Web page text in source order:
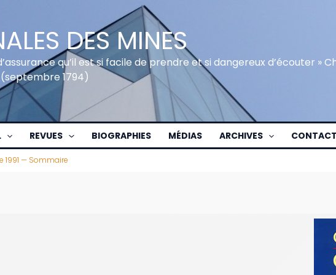
DES MINES
qu’il est si facile de prendre et si dangereux d’écouter »
1794)
REVUES BIOGRAPHIES MÉDIAS ARCHIVES CONTACT
1991 — Sommaire